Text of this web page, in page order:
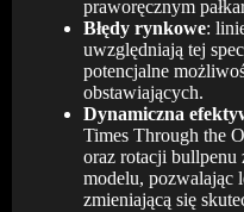
praworęcznym
Błędy rynkowe:
uwzględniają tej
potencjalne
obstawiających.
Dynamiczna
Times Through the
oraz rotacji bullpenu
modelu, pozwalając
zmieniającą się